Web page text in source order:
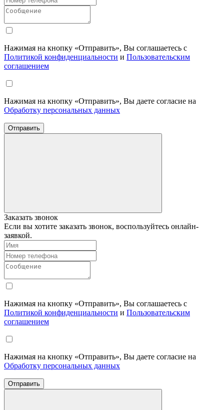
Нажимая на кнопку «Отправить», Вы соглашаетесь с
Политикой конфиденциальности и Пользовательским
соглашением
Нажимая на кнопку «Отправить», Вы даете согласие на
Обработку персональных данных
Отправить
Заказать звонок
Если вы хотите заказать звонок, воспользуйтесь онлайн-
заявкой.
Нажимая на кнопку «Отправить», Вы соглашаетесь с
Политикой конфиденциальности и Пользовательским
соглашением
Нажимая на кнопку «Отправить», Вы даете согласие на
Обработку персональных данных
Отправить